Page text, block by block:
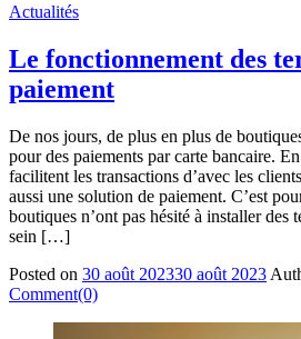
Actualités
Le fonctionnement des
paiement
De nos jours, de plus en plus de
pour des paiements par carte bancaire.
facilitent les transactions d’avec les
aussi une solution de paiement. C’est
boutiques n’ont pas hésité à installer des
sein […]
Posted on 30 août 202330 août 2023
Comment(0)